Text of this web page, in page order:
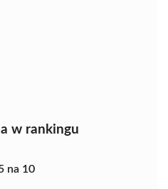
w rankingu
na 10